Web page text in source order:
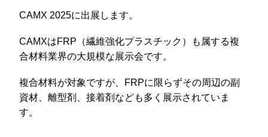
CAMX 2025に出展します。
CAMXはFRP（繊維強化プラスチック）も属する複
合材料業界の大規模な展示会です。
複合材料が対象ですが、FRPに限らずその周辺の副
資材、離型剤、接着剤なども多く展示されていま
す。